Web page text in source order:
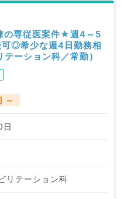
の専従医案件★週4～5
◎希少な週4日勤務相
ーション科／常勤）
～
リテーション科